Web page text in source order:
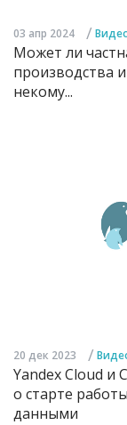
03 апр 2024 /
Может ли
производства
некому...
20 дек 2023 /
Yandex Cloud и
о старте
данными